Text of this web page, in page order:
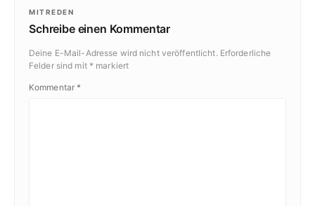
MITREDEN
Schreibe einen Kommentar
Deine E-Mail-Adresse wird nicht veröffentlicht. Erforderliche
Felder sind mit * markiert
Kommentar *